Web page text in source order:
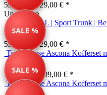
59,99 € * 129,00 € *
SALE %
Unser Tipp
Reisekoffer L | Sport Trunk |
59,99 € * 129,00 € *
SALE %
Travelhouse Ascona Kofferset
139,99 € * 199,00 € *
Travelhouse Ascona Kofferset